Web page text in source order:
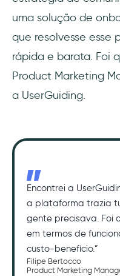
uma solução de
que resolvesse esse
rápida e barata. Foi
Product Marketing
a UserGuiding.
Encontrei a
a plataforma trazia
gente precisava. Foi
em termos de
custo-benefício.”
Filipe Bertocco
Product Marketing